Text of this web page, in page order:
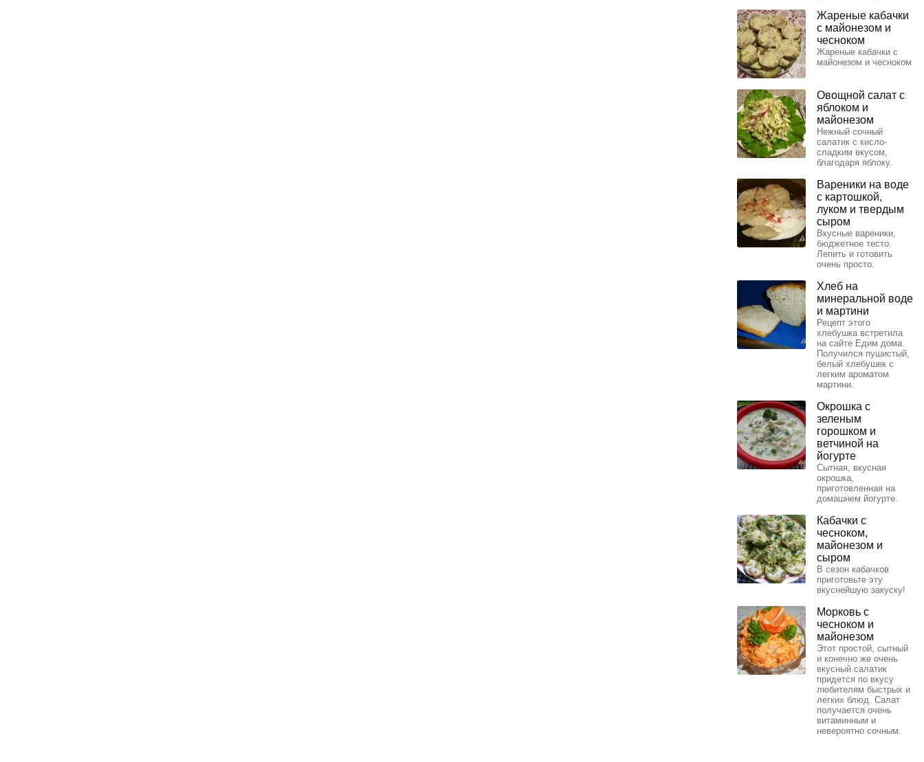
Жареные кабачки
с майонезом и
чесноком
Жареные кабачки с
майонезом и чесноком
Овощной салат с
яблоком и
майонезом
Нежный сочный
салатик с кисло-
сладким вкусом,
благодаря яблоку.
Вареники на воде
с картошкой,
луком и твердым
сыром
Вкусные вареники,
бюджетное тесто.
Лепить и готовить
очень просто.
Хлеб на
минеральной воде
и мартини
Рецепт этого
хлебушка встретила
на сайте Едим дома.
Получился пушистый,
белый хлебушек с
легким ароматом
мартини.
Окрошка с
зеленым
горошком и
ветчиной на
йогурте
Сытная, вкусная
окрошка,
приготовленная на
домашнем йогурте.
Кабачки с
чесноком,
майонезом и
сыром
В сезон кабачков
приготовьте эту
вкуснейшую закуску!
Морковь с
чесноком и
майонезом
Этот простой, сытный
и конечно же очень
вкусный салатик
придется по вкусу
любителям быстрых и
легких блюд. Салат
получается очень
витаминным и
невероятно сочным.